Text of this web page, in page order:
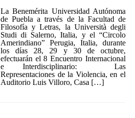
La Benemérita Universidad Autónoma
de Puebla a través de la Facultad de
Filosofía y Letras, la Università degli
Studi di Salerno, Italia, y el “Circolo
Amerindiano” Perugia, Italia, durante
los días 28, 29 y 30 de octubre,
efectuarán el 8 Encuentro Internacional
e Interdisciplinario: Las
Representaciones de la Violencia, en el
Auditorio Luis Villoro, Casa […]